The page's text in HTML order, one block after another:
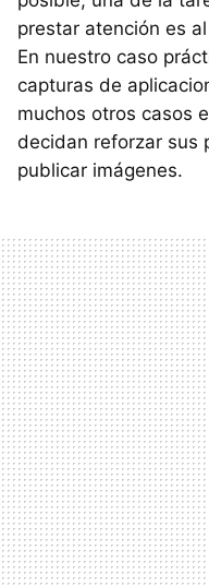
prestar atención es
En nuestro caso
capturas de
muchos otros casos
decidan reforzar sus
publicar imágenes.